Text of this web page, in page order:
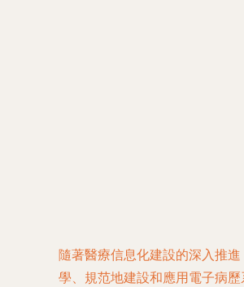
隨著醫療信息化建設的深入推
學、規范地建設和應用電子病